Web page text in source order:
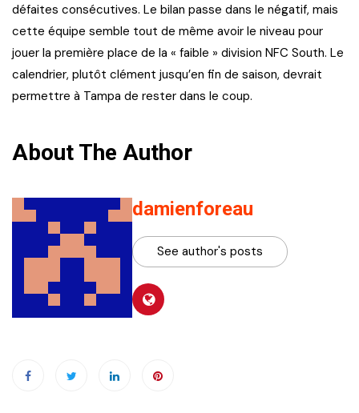
défaites consécutives. Le bilan passe dans le négatif, mais
cette équipe semble tout de même avoir le niveau pour
jouer la première place de la « faible » division NFC South. Le
calendrier, plutôt clément jusqu’en fin de saison, devrait
permettre à Tampa de rester dans le coup.
About The Author
damienforeau
See author's posts